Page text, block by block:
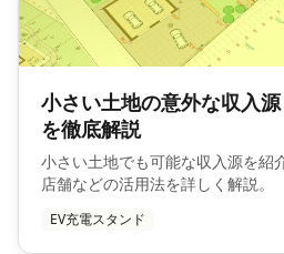
小さい土地の意外な収入
を徹底解説
小さい土地でも可能な収入源を紹
店舗などの活用法を詳しく解説。
EV充電スタンド